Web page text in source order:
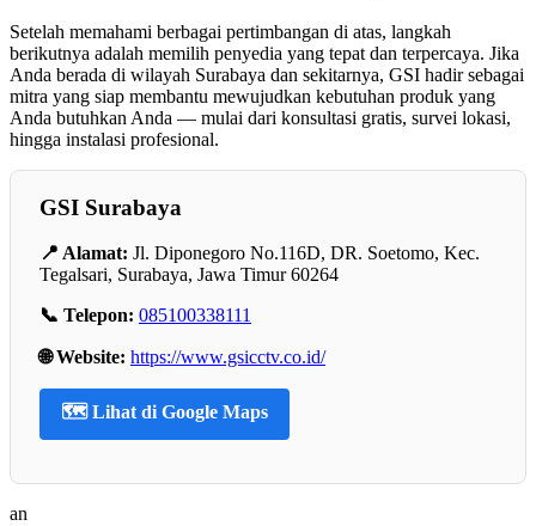
Setelah memahami berbagai pertimbangan di atas, langkah
berikutnya adalah memilih penyedia yang tepat dan terpercaya. Jika
Anda berada di wilayah Surabaya dan sekitarnya, GSI hadir sebagai
mitra yang siap membantu mewujudkan kebutuhan produk yang
Anda butuhkan Anda — mulai dari konsultasi gratis, survei lokasi,
hingga instalasi profesional.
GSI Surabaya
📍 Alamat: Jl. Diponegoro No.116D, DR. Soetomo, Kec.
Tegalsari, Surabaya, Jawa Timur 60264
📞 Telepon: 085100338111
🌐 Website: https://www.gsicctv.co.id/
🗺️ Lihat di Google Maps
an